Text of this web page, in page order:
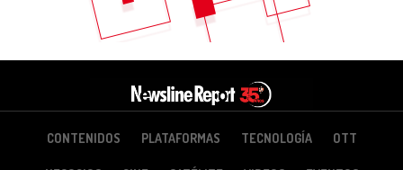
CONTENIDOS PLATAFORMAS TECNOLOGÍA OTT